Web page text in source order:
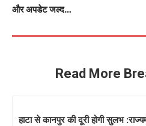
और अपडेट जल्द…
Read More
हाटा से कानपुर की दूरी होगी सुलभ